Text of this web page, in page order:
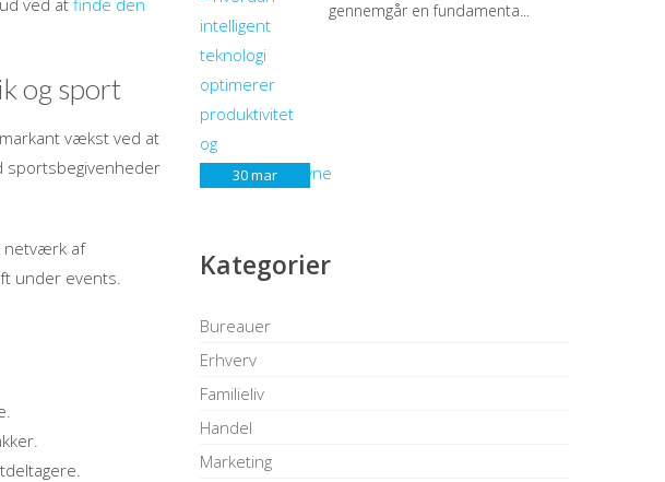
ved at finde den
og sport
vækst ved at
sportsbegivenheder
netværk af
under events.
30mar
gennemgår en fundamenta...
Kategorier
Bureauer
Erhverv
Familieliv
Handel
Marketing